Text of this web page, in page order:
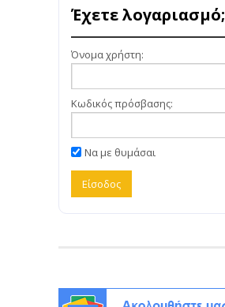
Έχετε λογαριασμό;
Όνομα χρήστη:
Κωδικός πρόσβασης:
Να με θυμάσαι